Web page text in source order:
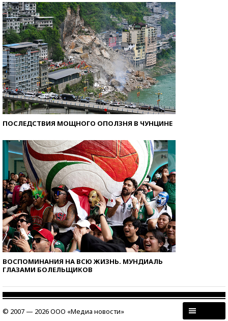
стобалльников?
ПОСЛЕДСТВИЯ МОЩНОГО ОПОЛЗНЯ В ЧУНЦИНЕ
ВОСПОМИНАНИЯ НА ВСЮ ЖИЗНЬ. МУНДИАЛЬ
ГЛАЗАМИ БОЛЕЛЬЩИКОВ
© 2007 — 2026 ООО «Медиа новости»